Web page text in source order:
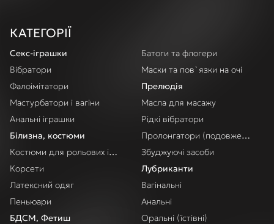
КАТЕГОРІЇ
Секс-іграшки
Вібратори
Фалоімітатори
Мастурбатори і вагіни
Анальні іграшки
Білизна, костюми
Костюми для рольових ігор
Корсети
Латексний одяг
Пеньюари
БДСМ, Фетиш
Батоги та флогери
Маски та пов`язки на очі
Прелюдія
Масла для масажу
Рідкі вібратори
Пролонгатори (подовження
Збуджуючі засоби
Лубриканти
Вагінальні
Анальні
Оральні (їстівні)